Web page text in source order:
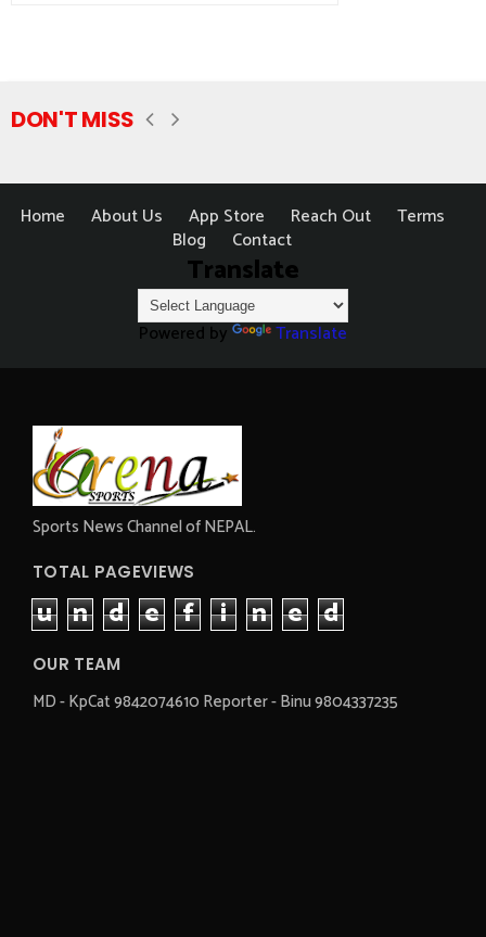
DON'T MISS
Home About Us App Store Reach Out
Terms
Blog
Contact
Translate
Powered by Translate
Sports News Channel of NEPAL.
TOTAL PAGEVIEWS
u n d e f i n e d
OUR TEAM
MD - KpCat 9842074610 Reporter - Binu 9804337235